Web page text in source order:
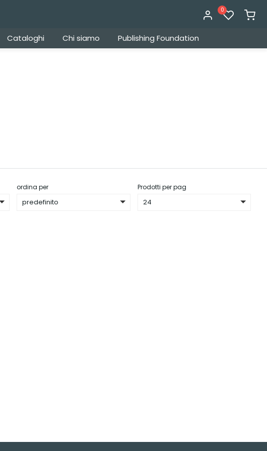
0
Cataloghi Chi siamo Publishing Foundation
ordina per
predefinito
Prodotti per pag
24